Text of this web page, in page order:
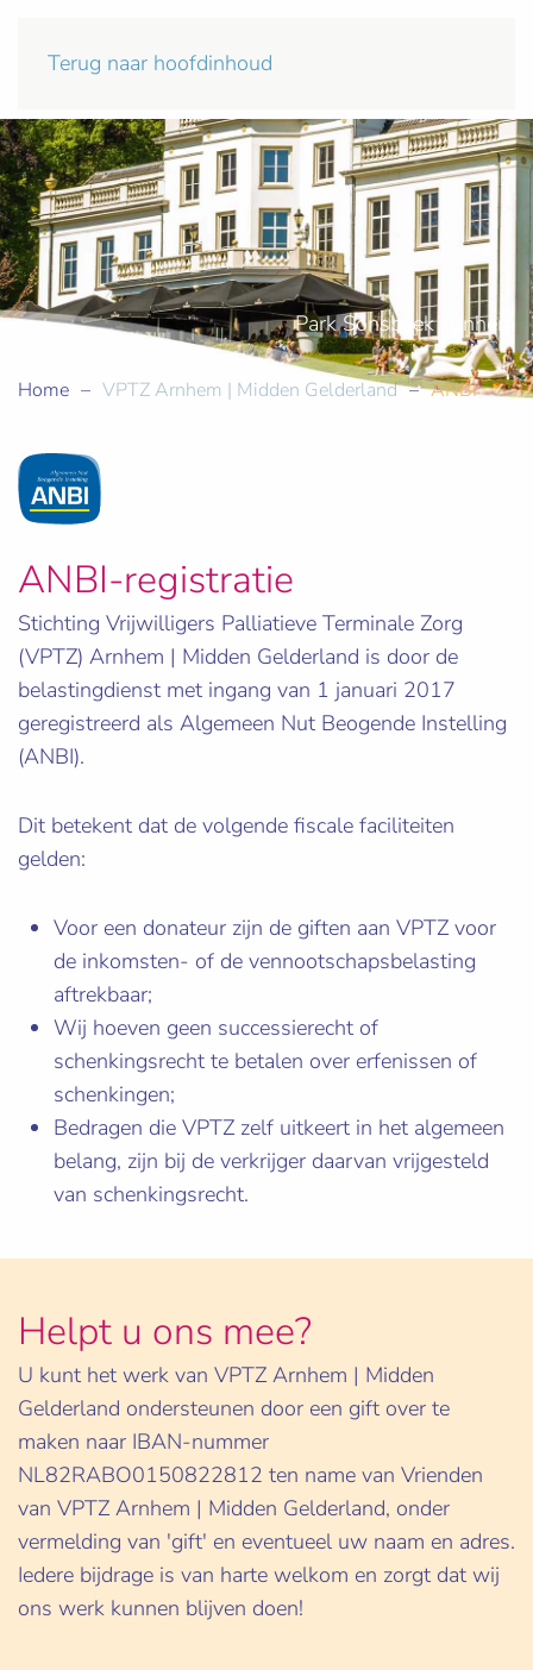
Terug naar hoofdinhoud
Park Sonsbeek Arnhem
Home VPTZ Arnhem | Midden Gelderland ANBI
ANBI-registratie
Stichting Vrijwilligers Palliatieve Terminale Zorg
(VPTZ) Arnhem | Midden Gelderland is door de
belastingdienst met ingang van 1 januari 2017
geregistreerd als Algemeen Nut Beogende Instelling
(ANBI).
Dit betekent dat de volgende fiscale faciliteiten
gelden:
Voor een donateur zijn de giften aan VPTZ voor
de inkomsten- of de vennootschapsbelasting
aftrekbaar;
Wij hoeven geen successierecht of
schenkingsrecht te betalen over erfenissen of
schenkingen;
Bedragen die VPTZ zelf uitkeert in het algemeen
belang, zijn bij de verkrijger daarvan vrijgesteld
van schenkingsrecht.
Helpt u ons mee?
U kunt het werk van VPTZ Arnhem | Midden
Gelderland ondersteunen door een gift over te
maken naar IBAN-nummer
NL82RABO0150822812 ten name van Vrienden
van VPTZ Arnhem | Midden Gelderland, onder
vermelding van 'gift' en eventueel uw naam en adres.
Iedere bijdrage is van harte welkom en zorgt dat wij
ons werk kunnen blijven doen!